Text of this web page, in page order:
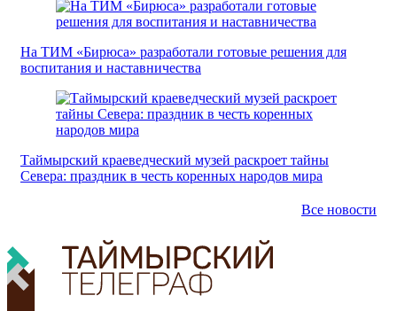
На ТИМ «Бирюса» разработали готовые решения для
воспитания и наставничества
Таймырский краеведческий музей раскроет тайны
Севера: праздник в честь коренных народов мира
Все новости